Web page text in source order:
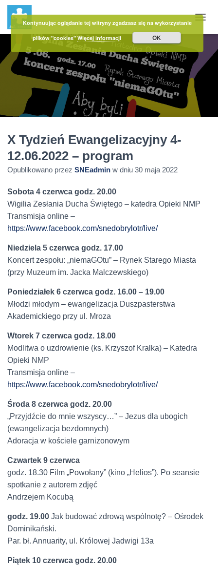
X Tydzień Ewangelizacyjny 4-
12.06.2022 – program
Opublikowano przez SNEadmin w dniu 30 maja 2022
Sobota 4 czerwca godz. 20.00
Wigilia Zesłania Ducha Świętego – katedra Opieki NMP
Transmisja online –
https://www.facebook.com/snedobrylotr/live/
Niedziela 5 czerwca godz. 17.00
Koncert zespołu: „niemaGOtu” – Rynek Starego Miasta
(przy Muzeum im. Jacka Malczewskiego)
Poniedziałek 6 czerwca godz. 16.00 – 19.00
Młodzi młodym – ewangelizacja Duszpasterstwa
Akademickiego przy ul. Mroza
Wtorek 7 czerwca godz. 18.00
Modlitwa o uzdrowienie (ks. Krzyszof Kralka) – Katedra
Opieki NMP
Transmisja online –
https://www.facebook.com/snedobrylotr/live/
Środa 8 czerwca godz. 20.00
„Przyjdźcie do mnie wszyscy…” – Jezus dla ubogich
(ewangelizacja bezdomnych)
Adoracja w kościele garnizonowym
Czwartek 9 czerwca
godz. 18.30 Film „Powołany” (kino „Helios”). Po seansie
spotkanie z autorem zdjęć
Andrzejem Kocubą
godz. 19.00 Jak budować zdrową wspólnotę? – Ośrodek
Dominikański.
Par. bł. Annuarity, ul. Królowej Jadwigi 13a
Piątek 10 czerwca godz. 20.00
Kontynuując oglądanie tej witryny zgadzasz się na wykorzystanie
plików "cookies"Więcej informacji OK